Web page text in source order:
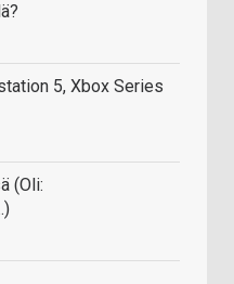
5, Xbox Series
(Oli: